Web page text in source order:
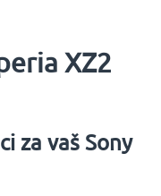
XZ2
za vaš Sony